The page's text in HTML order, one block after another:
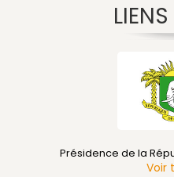
Primature
Voir